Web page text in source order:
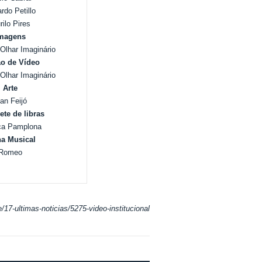
Petillo
Pires
Imaginário
de Vídeo
Imaginário
Arte
Feijó
de libras
Pamplona
Musical
ultimas-noticias/5275-video-institucional